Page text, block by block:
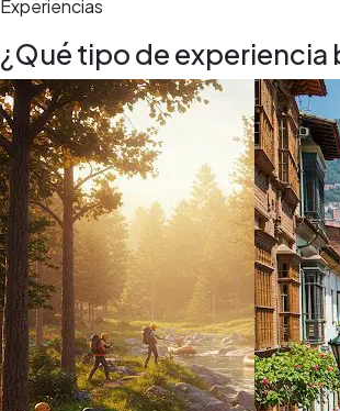
Experiencias
¿Qué tipo de experiencia